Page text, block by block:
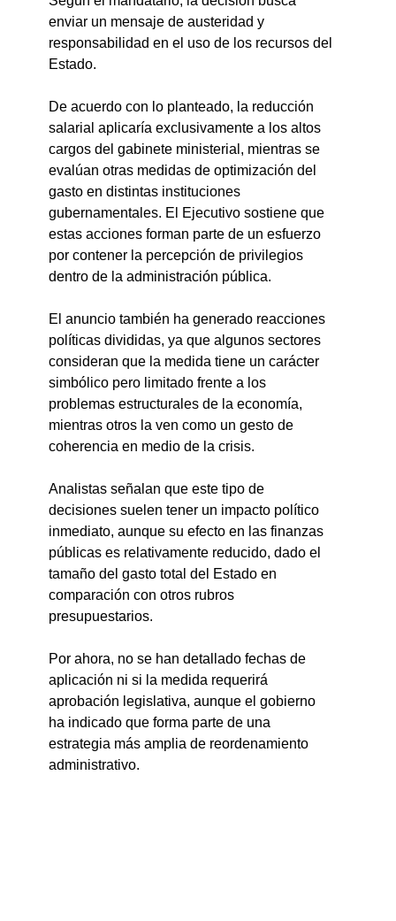
enviar un mensaje de austeridad y
responsabilidad en el uso de los recursos del
Estado.
De acuerdo con lo planteado, la reducción
salarial aplicaría exclusivamente a los altos
cargos del gabinete ministerial, mientras se
evalúan otras medidas de optimización del
gasto en distintas instituciones
gubernamentales. El Ejecutivo sostiene que
estas acciones forman parte de un esfuerzo
por contener la percepción de privilegios
dentro de la administración pública.
El anuncio también ha generado reacciones
políticas divididas, ya que algunos sectores
consideran que la medida tiene un carácter
simbólico pero limitado frente a los
problemas estructurales de la economía,
mientras otros la ven como un gesto de
coherencia en medio de la crisis.
Analistas señalan que este tipo de
decisiones suelen tener un impacto político
inmediato, aunque su efecto en las finanzas
públicas es relativamente reducido, dado el
tamaño del gasto total del Estado en
comparación con otros rubros
presupuestarios.
Por ahora, no se han detallado fechas de
aplicación ni si la medida requerirá
aprobación legislativa, aunque el gobierno
ha indicado que forma parte de una
estrategia más amplia de reordenamiento
administrativo.